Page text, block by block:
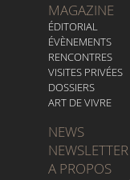
MAGAZINE
ÉDITORIAL
ÉVÈNEMENTS
RENCONTRES
VISITES PRIVÉES
DOSSIERS
ART DE VIVRE
NEWS
NEWSLETTER
A PROPOS